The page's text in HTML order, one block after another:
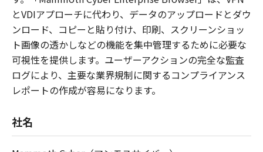
とVDIアプローチに代わり、データのアップロードとダウ
ンロード、コピーと貼り付け、印刷、スクリーンショッ
ト画像の透かしなどの機能を集中管理するために必要な
可視性を提供します。ユーザーアクションの完全な監査
ログにより、主要な業界規制に関するコンプライアンス
レポートの作成が容易になります。
社名